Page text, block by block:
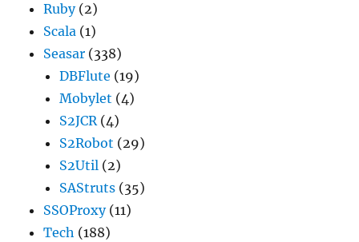
Ruby(2)
Scala (1)
Seasar (338)
DBFlute (19)
Mobylet (4)
S2JCR(4)
S2Robot (29)
S2Util (2)
SAStruts (35)
SSOProxy(11)
Tech (188)